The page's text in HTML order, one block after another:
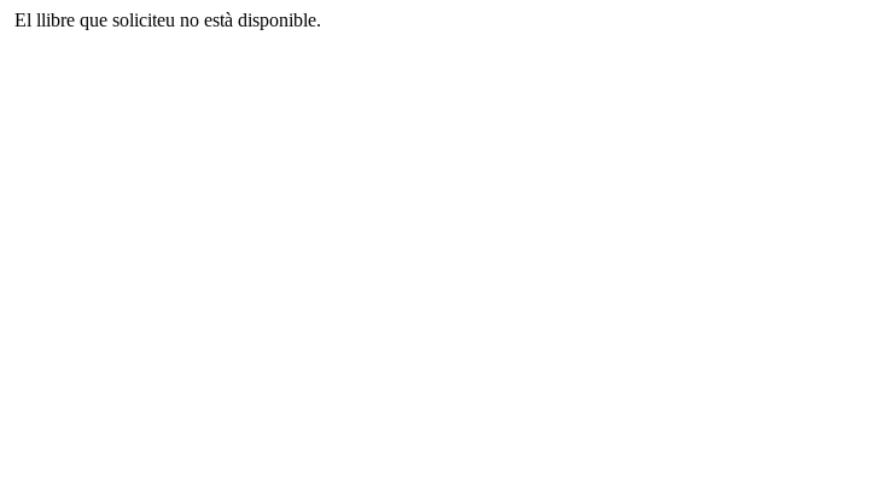
El llibre que soliciteu no està disponible.